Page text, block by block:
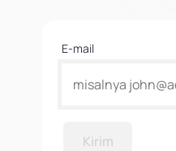
E-mail
Kirim